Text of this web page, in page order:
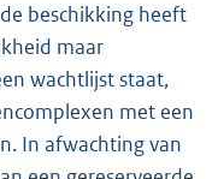
beschikking heeft
maar
wachtlijst staat,
met een
In afwachting van